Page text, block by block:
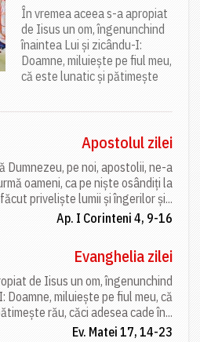
În vremea aceea s-a apropiat
de Iisus un om, îngenunchind
înaintea Lui și zicându-I:
Doamne, miluiește pe fiul meu,
că este lunatic și pătimește
Apostolul zilei
Dumnezeu, pe noi, apostolii, ne-a
oameni, ca pe niște osândiți la
priveliște lumii și îngerilor și...
Ap. I Corinteni 4, 9-16
Evanghelia zilei
de Iisus un om, îngenunchind
Doamne, miluiește pe fiul meu, că
rău, căci adesea cade în...
Ev. Matei 17, 14-23